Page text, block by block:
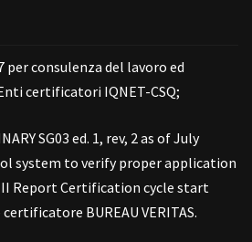
per consulenza del lavoro ed
certificatori IQNET-CSQ;
SG03 ed. 1, rev, 2 as of July
system to verify proper application
II Report Certification cycle start
BUREAU VERITAS.